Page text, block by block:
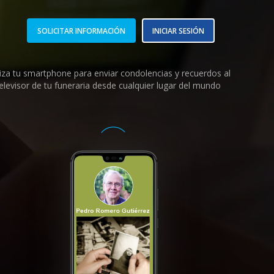
tu smartphone para enviar condolencias y recuerdos al
de tu funeraria desde cualquier lugar del mundo
INICIAR SESIÓN
SOLICITAR INFORMACIÓN